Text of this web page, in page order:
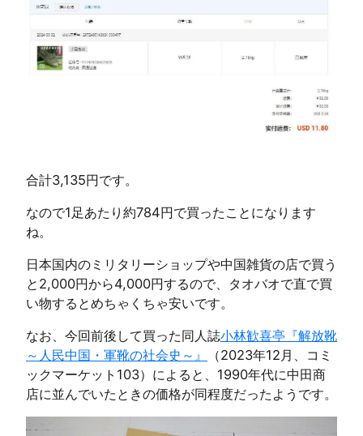
合計3,135円です。
なので1足あたり約784円で買ったことになります
ね。
日本国内のミリタリーショップや中国雑貨の店で買う
と2,000円から4,000円するので、タオバオで直で買
い物するとめちゃくちゃ安いです。
なお、今回前後して買った同人誌小林歓喜亭『解放靴
～人民中国・軍靴の社会史～』
（2023年12月、コミ
ックマーケット103）によると、1990年代に中田商
店に並んでいたときの価格が同程度だったようです。